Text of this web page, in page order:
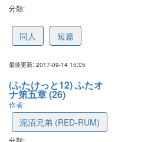
分類:
同人 短篇
最後更新: 2017-09-14 15:05
(ふたけっと12) ふたオ
ナ第五章 (26)
作者:
泥沼兄弟 (RED-RUM)
分類: